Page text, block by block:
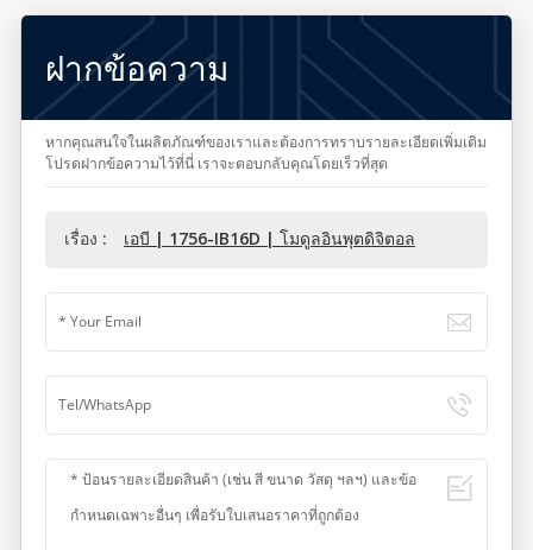
ฝากข้อความ
หากคุณสนใจในผลิตภัณฑ์ของเราและต้องการทราบรายละเอียดเพิ่มเติม
โปรดฝากข้อความไว้ที่นี่ เราจะตอบกลับคุณโดยเร็วที่สุด
เรื่อง : เอบี | 1756-IB16D | โมดูลอินพุตดิจิตอล